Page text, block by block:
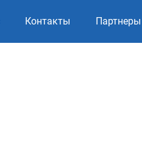
Контакты Партнеры